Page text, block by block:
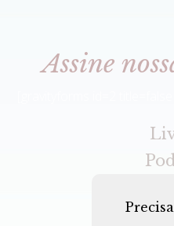
Assine